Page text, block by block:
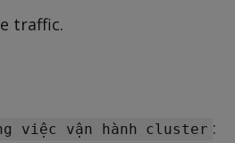
traffic.
việc vận hành cluster :